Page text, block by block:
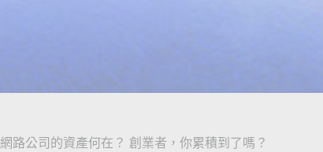
網路公司的資產何在？ 創業者，你累積到了嗎？